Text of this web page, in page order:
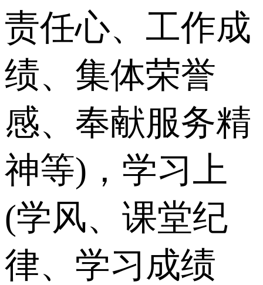
责任心、工作成
绩、集体荣誉
感、奉献服务精
神等)，学习上
(学风、课堂纪
律、学习成绩